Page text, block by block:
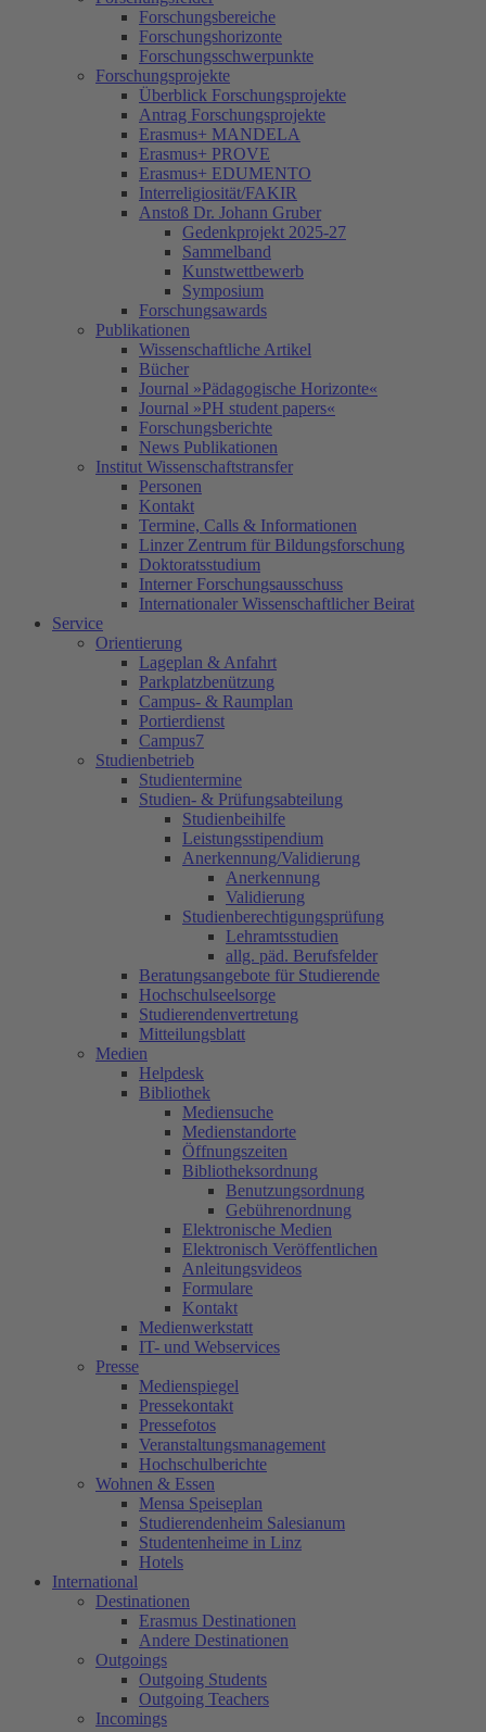
Forschungsbereiche
Forschungshorizonte
Forschungsschwerpunkte
Forschungsprojekte
Überblick Forschungsprojekte
Antrag Forschungsprojekte
Erasmus+ MANDELA
Erasmus+ PROVE
Erasmus+ EDUMENTO
Interreligiosität/FAKIR
Anstoß Dr. Johann Gruber
Gedenkprojekt 2025-27
Sammelband
Kunstwettbewerb
Symposium
Forschungsawards
Publikationen
Wissenschaftliche Artikel
Bücher
Journal »Pädagogische Horizonte«
Journal »PH student papers«
Forschungsberichte
News Publikationen
Institut Wissenschaftstransfer
Personen
Kontakt
Termine, Calls & Informationen
Linzer Zentrum für Bildungsforschung
Doktoratsstudium
Interner Forschungsausschuss
Internationaler Wissenschaftlicher Beirat
Service
Orientierung
Lageplan & Anfahrt
Parkplatzbenützung
Campus- & Raumplan
Portierdienst
Campus7
Studienbetrieb
Studientermine
Studien- & Prüfungsabteilung
Studienbeihilfe
Leistungsstipendium
Anerkennung/Validierung
Anerkennung
Validierung
Studienberechtigungsprüfung
Lehramtsstudien
allg. päd. Berufsfelder
Beratungsangebote für Studierende
Hochschulseelsorge
Studierendenvertretung
Mitteilungsblatt
Medien
Helpdesk
Bibliothek
Mediensuche
Medienstandorte
Öffnungszeiten
Bibliotheksordnung
Benutzungsordnung
Gebührenordnung
Elektronische Medien
Elektronisch Veröffentlichen
Anleitungsvideos
Formulare
Kontakt
Medienwerkstatt
IT- und Webservices
Presse
Medienspiegel
Pressekontakt
Pressefotos
Veranstaltungsmanagement
Hochschulberichte
Wohnen & Essen
Mensa Speiseplan
Studierendenheim Salesianum
Studentenheime in Linz
Hotels
International
Destinationen
Erasmus Destinationen
Andere Destinationen
Outgoings
Outgoing Students
Outgoing Teachers
Incomings